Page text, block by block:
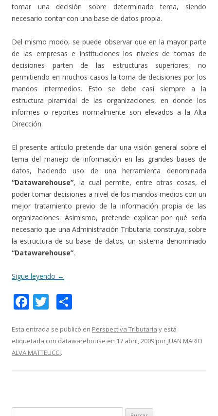
tomar una decisión sobre determinado tema, siendo
necesario contar con una base de datos propia.
Del mismo modo, se puede observar que en la mayor parte
de las empresas e instituciones los niveles de tomas de
decisiones parten de las estructuras superiores, no
permitiendo en muchos casos la toma de decisiones por los
mandos intermedios. Esto se debe casi siempre a la
estructura piramidal de las organizaciones, en donde los
informes o reportes normalmente son elevados a la Alta
Dirección.
El presente artículo pretende dar una visión general sobre el
tema del manejo de información en las grandes bases de
datos, haciendo uso de una herramienta denominada
“Datawarehouse”, la cual permite, entre otras cosas, el
poder tomar decisiones a nivel de los mandos medios con un
mejor tratamiento previo de la información propia de las
organizaciones. Asimismo, pretende explicar por qué sería
necesario que una Administración Tributaria construya, sobre
la estructura de su base de datos, un sistema denominado
“Datawarehouse”.
Sigue leyendo →
F
e
b
T
itt
er
m
p
Esta entrada se publicó en Perspectiva Tributaria y está
etiquetada con datawarehouse en 17 abril, 2009 por JUAN MARIO
ALVA MATTEUCCI.